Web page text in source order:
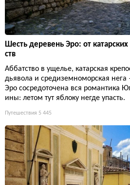
Шесть деревень Эро: от
ств
Аббатство в ущелье, катарская
дьявола и средиземноморская
Эро сосредоточена вся романтика
ины: летом тут яблоку негде упасть.
Путешествия 5 445